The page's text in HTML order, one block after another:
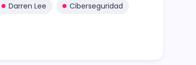
Darren Lee Ciberseguridad